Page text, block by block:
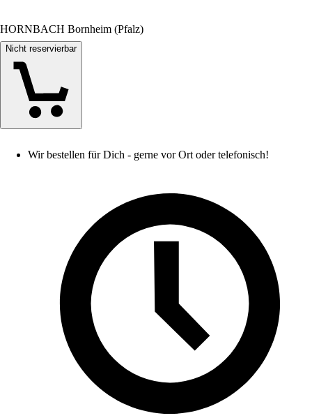
HORNBACH Bornheim (Pfalz)
Nicht reservierbar
Wir bestellen für Dich - gerne vor Ort oder telefonisch!